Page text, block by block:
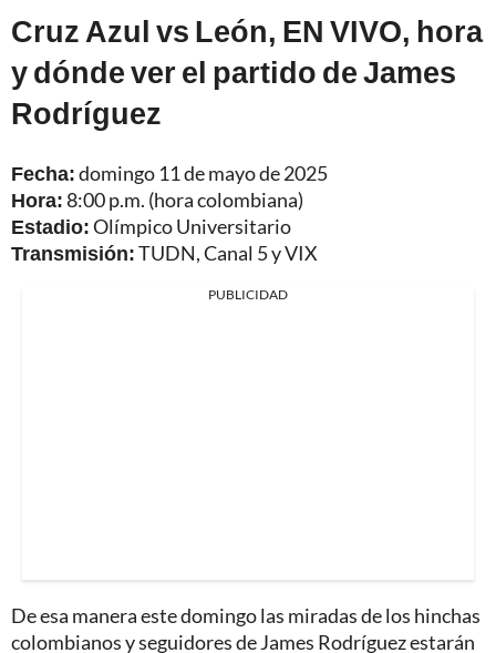
Cruz Azul vs León, EN VIVO, hora
y dónde ver el partido de James
Rodríguez
Fecha:domingo 11 de mayo de 2025
Hora:8:00 p.m. (hora colombiana)
Estadio:Olímpico Universitario
Transmisión:TUDN, Canal 5 y VIX
PUBLICIDAD
De esa manera este domingo las miradas de los hinchas
colombianos y seguidores de James Rodríguez estarán